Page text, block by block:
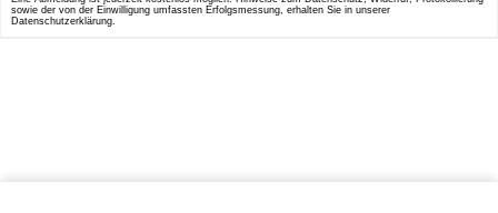
sowie der von der Einwilligung umfassten Erfolgsmessung, erhalten Sie in unserer
Datenschutzerklärung.